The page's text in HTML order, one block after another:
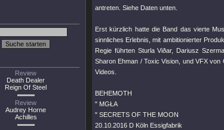
Review
Death Dealer
Reign Of Steel
Review
Audrey Horne
Achilles
antreten. Siehe Daten unten.
Erst kürzlich hatte die Band das vierte
sinnliches Erlebnis, mit ambitionierter
Regie führten Sturla Viðar, Dariusz
Sharon Ehman / Toxic Vision, und VFX
Videos.
BEHEMOTH
" MGŁA
" SECRETS OF THE MOON
20.10.2016 D Köln Essigfabrik